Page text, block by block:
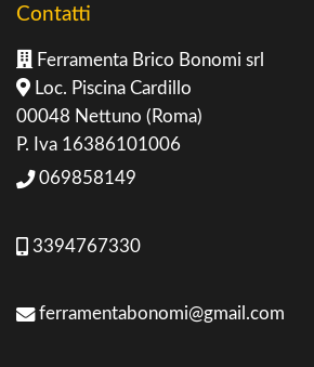
Contatti
Ferramenta Brico Bonomi srl
Loc. Piscina Cardillo
00048 Nettuno (Roma)
P. Iva 16386101006
069858149
3394767330
ferramentabonomi@gmail.com